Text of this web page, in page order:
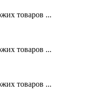
товаров ...
товаров ...
товаров ...